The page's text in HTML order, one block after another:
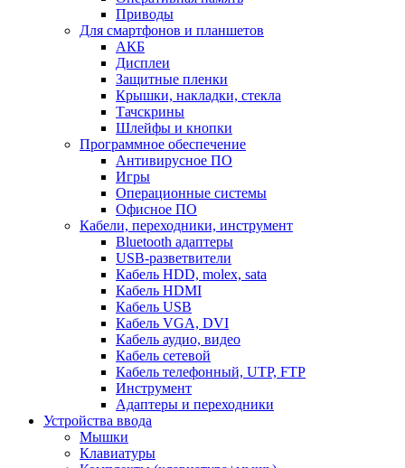
Приводы
Для смартфонов и планшетов
АКБ
Дисплеи
Защитные пленки
Крышки, накладки, стекла
Тачскрины
Шлейфы и кнопки
Программное обеспечение
Антивирусное ПО
Игры
Операционные системы
Офисное ПО
Кабели, переходники, инструмент
Bluetooth адаптеры
USB-разветвители
Кабель HDD, molex, sata
Кабель HDMI
Кабель USB
Кабель VGA, DVI
Кабель аудио, видео
Кабель сетевой
Кабель телефонный, UTP, FTP
Инструмент
Адаптеры и переходники
Устройства ввода
Мышки
Клавиатуры